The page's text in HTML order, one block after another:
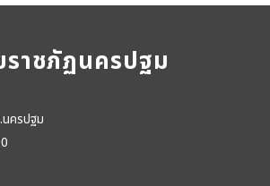
าชภัฏนครปฐม
ครปฐม